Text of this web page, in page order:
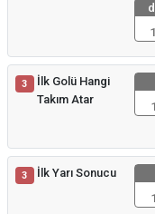
3
İlk Golü Hangi
Takım Atar
3 İlk Yarı Sonucu